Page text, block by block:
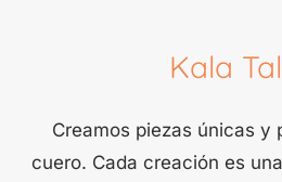
Kala
Creamos piezas únicas y
cuero. Cada creación es